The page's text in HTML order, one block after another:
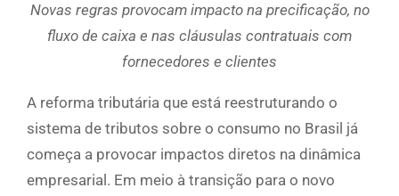
Novas regras provocam impacto na precificação, no
fluxo de caixa e nas cláusulas contratuais com
fornecedores e clientes
A reforma tributária que está reestruturando o
sistema de tributos sobre o consumo no Brasil já
começa a provocar impactos diretos na dinâmica
empresarial. Em meio à transição para o novo